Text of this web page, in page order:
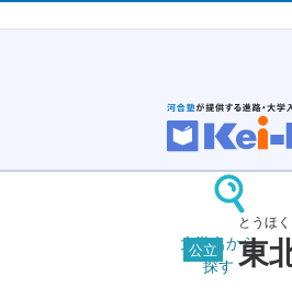
大学名から
探す
公立
とうほ
東